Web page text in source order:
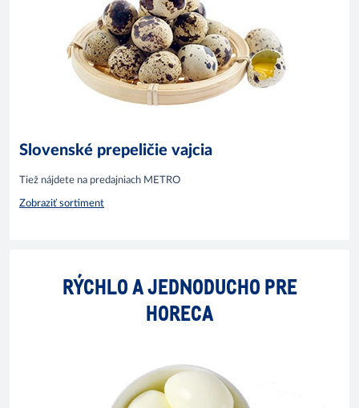
Slovenské prepeličie vajcia
Tiež nájdete na predajniach METRO
Zobraziť sortiment
RÝCHLO A JEDNODUCHO PRE
HORECA